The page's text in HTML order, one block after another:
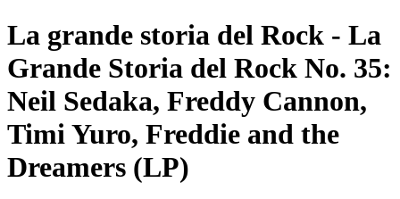
La grande storia del Rock - La
Grande Storia del Rock No. 35:
Neil Sedaka, Freddy Cannon,
Timi Yuro, Freddie and the
Dreamers (LP)